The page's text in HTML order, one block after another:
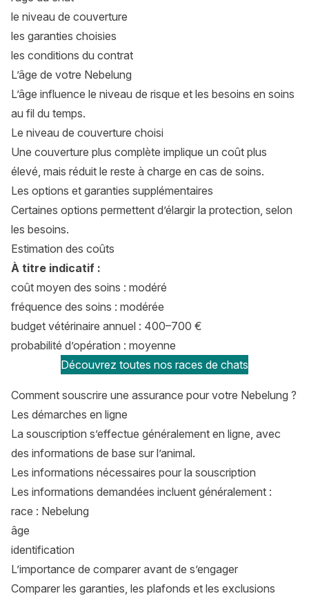
le niveau de couverture
les garanties choisies
les conditions du contrat
L’âge de votre Nebelung
L’âge influence le niveau de risque et les besoins en soins
au fil du temps.
Le niveau de couverture choisi
Une couverture plus complète implique un coût plus
élevé, mais réduit le reste à charge en cas de soins.
Les options et garanties supplémentaires
Certaines options permettent d’élargir la protection, selon
les besoins.
Estimation des coûts
À titre indicatif :
coût moyen des soins : modéré
fréquence des soins : modérée
budget vétérinaire annuel : 400–700 €
probabilité d’opération : moyenne
Découvrez toutes nos races de chats
Comment souscrire une assurance pour votre Nebelung ?
Les démarches en ligne
La souscription s’effectue généralement en ligne, avec
des informations de base sur l’animal.
Les informations nécessaires pour la souscription
Les informations demandées incluent généralement :
race : Nebelung
âge
identification
L’importance de comparer avant de s’engager
Comparer les garanties, les plafonds et les exclusions